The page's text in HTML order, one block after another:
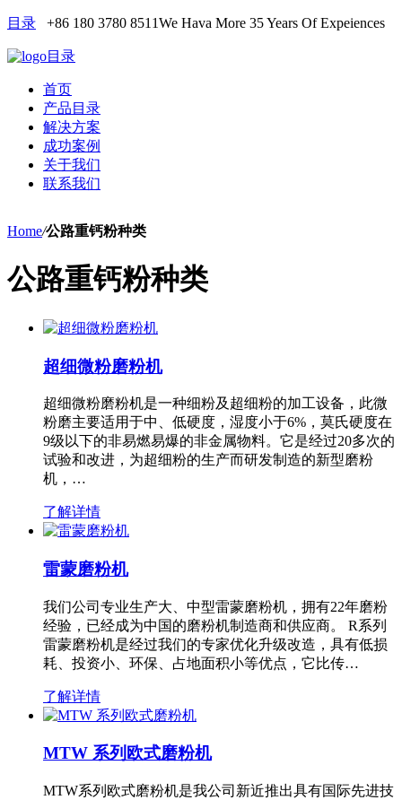
目录 +86 180 3780 8511We Hava More 35 Years Of Expeiences
目录
首页
产品目录
解决方案
成功案例
关于我们
联系我们
Home/公路重钙粉种类
公路重钙粉种类
超细微粉磨粉机
超细微粉磨粉机是一种细粉及超细粉的加工设备，此微
粉磨主要适用于中、低硬度，湿度小于6%，莫氏硬度在
9级以下的非易燃易爆的非金属物料。它是经过20多次的
试验和改进，为超细粉的生产而研发制造的新型磨粉
机，…
了解详情
雷蒙磨粉机
我们公司专业生产大、中型雷蒙磨粉机，拥有22年磨粉
经验，已经成为中国的磨粉机制造商和供应商。 R系列
雷蒙磨粉机是经过我们的专家优化升级改造，具有低损
耗、投资小、环保、占地面积小等优点，它比传…
了解详情
MTW 系列欧式磨粉机
MTW系列欧式磨粉机是我公司新近推出具有国际先进技